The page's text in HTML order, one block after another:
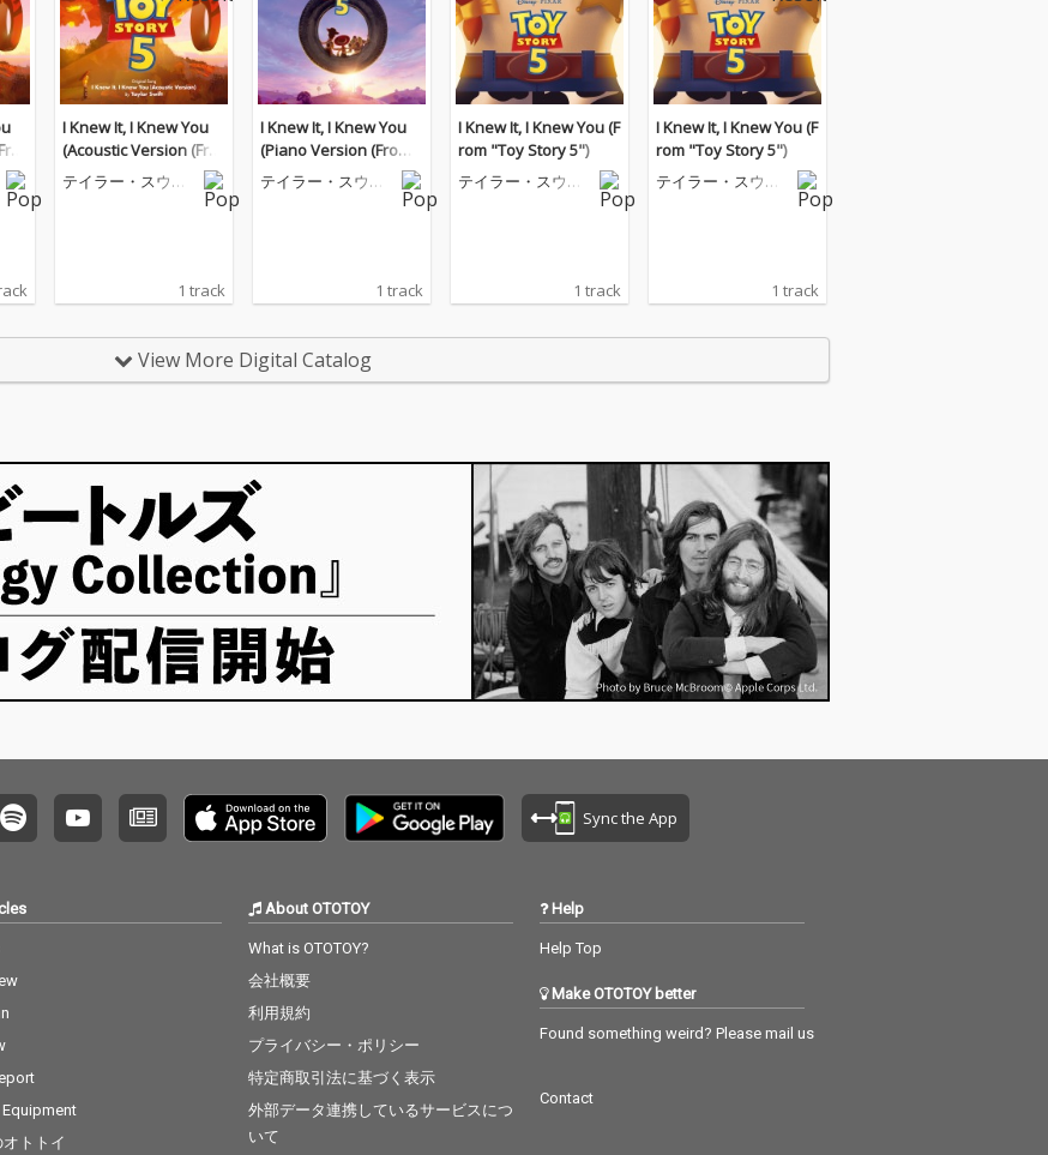
I Knew It, I Knew You
(Acoustic Version (Fro
m "Toy Story 5"))
テイラー・スウィ
1 track
I Knew It, I Knew You
(Piano Version (From
"Toy Story 5"))
テイラー・スウィ
1 track
I Knew It, I Knew You (F
rom "Toy Story 5")
テイラー・スウィ
1 track
I Knew It, I Knew You (F
rom "Toy Story 5")
テイラー・スウィ
1 track
View More Digital Catalog
Sync the App
トトイ
About OTOTOY
What is OTOTOY?
会社概要
利用規約
プライバシー・ポリシー
特定商取引法に基づく表示
外部データ連携しているサービスにつ
いて
Help
Help Top
Make OTOTOY better
Found something weird? Please mail us
Contact